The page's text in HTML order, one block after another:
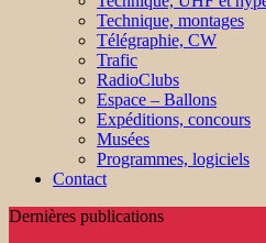
Technique, montages
Télégraphie, CW
Trafic
RadioClubs
Espace – Ballons
Expéditions, concours
Musées
Programmes, logiciels
Contact
Dernières publications